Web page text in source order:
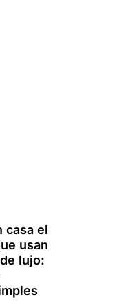
casa el
usan
lujo: